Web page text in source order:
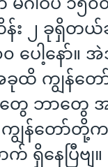
း ၂ ခုရှိတယ်ခ
၀ ပေါ့နော်။
ခုထိ ကျွန်တ
းတွေ ဘာတွေ
ကျွန်တော်တို့
ရှိနေပြီဗျ။